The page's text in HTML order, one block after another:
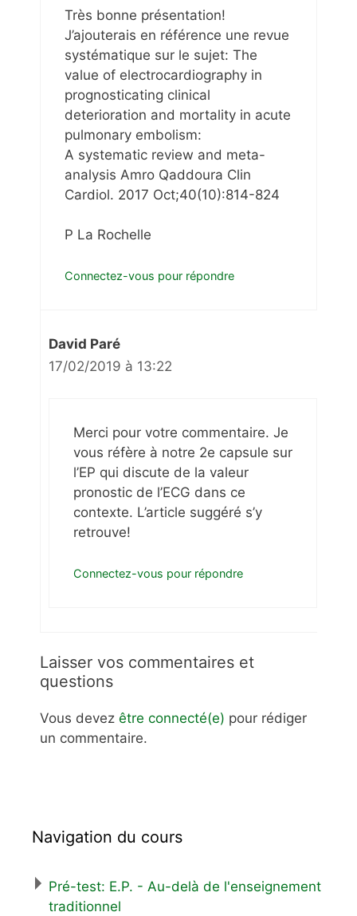
Très bonne présentation!
J’ajouterais en référence une revue
systématique sur le sujet: The
value of electrocardiography in
prognosticating clinical
deterioration and mortality in acute
pulmonary embolism:
A systematic review and meta-
analysis Amro Qaddoura Clin
Cardiol. 2017 Oct;40(10):814-824
P La Rochelle
Connectez-vous pour répondre
David Paré
17/02/2019 à 13:22
Merci pour votre commentaire. Je
vous réfère à notre 2e capsule sur
l’EP qui discute de la valeur
pronostic de l’ECG dans ce
contexte. L’article suggéré s’y
retrouve!
Connectez-vous pour répondre
Laisser vos commentaires et
questions
Vous devez être connecté(e) pour rédiger
un commentaire.
Navigation du cours
Pré-test: E.P. - Au-delà de l'enseignement
traditionnel